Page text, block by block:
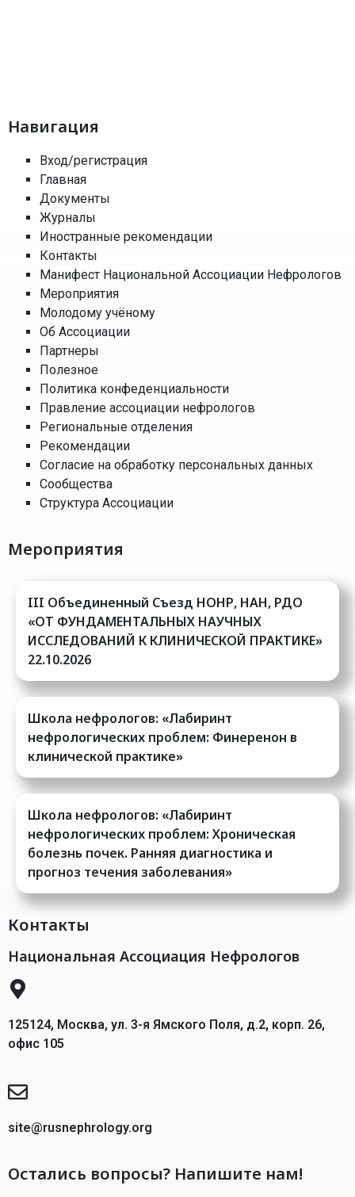
Навигация
Вход/регистрация
Главная
Документы
Журналы
Иностранные рекомендации
Контакты
Манифест Национальной Ассоциации Нефрологов
Мероприятия
Молодому учёному
Об Ассоциации
Партнеры
Полезное
Политика конфеденциальности
Правление ассоциации нефрологов
Региональные отделения
Рекомендации
Согласие на обработку персональных данных
Сообщества
Структура Ассоциации
Мероприятия
III Oбъединенный Cъезд НОНР, НАН, РДО
«ОТ ФУНДАМЕНТАЛЬНЫХ НАУЧНЫХ
ИССЛЕДОВАНИЙ К КЛИНИЧЕСКОЙ ПРАКТИКЕ»
22.10.2026
Школа нефрологов: «Лабиринт
нефрологических проблем: Финеренон в
клинической практике»
Школа нефрологов: «Лабиринт
нефрологических проблем: Хроническая
болезнь почек. Ранняя диагностика и
прогноз течения заболевания»
Контакты
Национальная Ассоциация Нефрологов
125124, Москва, ул. 3-я Ямского Поля, д.2, корп. 26,
офис 105
site@rusnephrology.org
Остались вопросы? Напишите нам!